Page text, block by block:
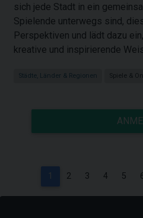
sich jede Stadt in ein
Spielende unterwegs sind,
Perspektiven und lädt dazu
kreative und inspirierende
Städte, Länder & Regionen Spiele &
1 2 3 4 5